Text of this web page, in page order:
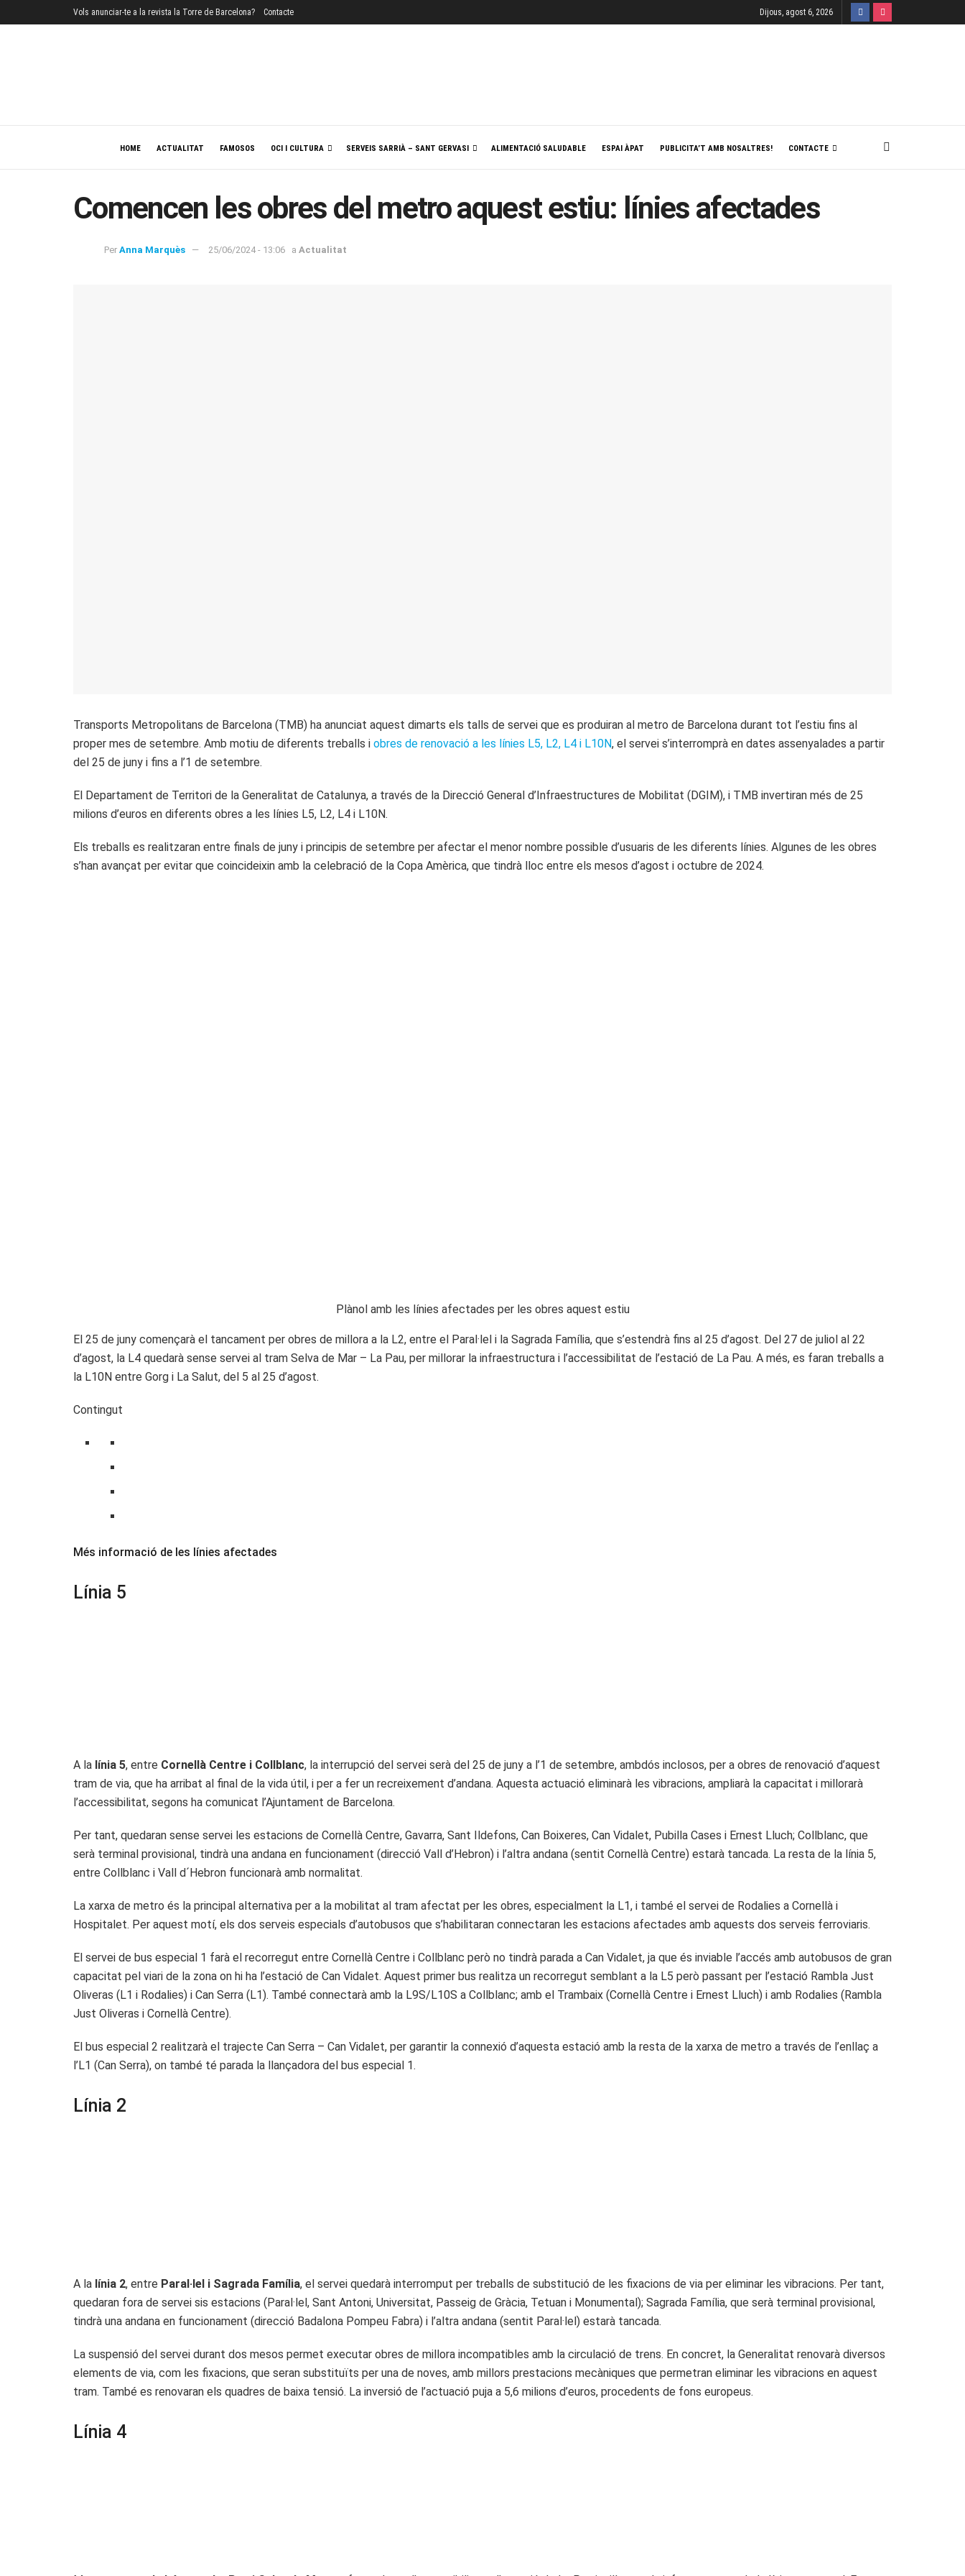
Vols anunciar-te a la revista la Torre de Barcelona? Contacte Dijous, agost 6, 2026
HOME ACTUALITAT FAMOSOS OCI I CULTURA SERVEIS SARRIÀ – SANT GERVASI ALIMENTACIÓ SALUDABLE ESPAI ÀPAT PUBLICITA’T AMB NOSALTRES! CONTACTE
Comencen les obres del metro aquest estiu: línies afectades
Per Anna Marquès 25/06/2024 - 13:06 a Actualitat
Transports Metropolitans de Barcelona (TMB) ha anunciat aquest dimarts els talls de servei que es produiran al metro de Barcelona durant tot l’estiu fins al
proper mes de setembre. Amb motiu de diferents treballs i obres de renovació a les línies L5, L2, L4 i L10N, el servei s’interromprà en dates assenyalades a partir
del 25 de juny i fins a l’1 de setembre.
El Departament de Territori de la Generalitat de Catalunya, a través de la Direcció General d’Infraestructures de Mobilitat (DGIM), i TMB invertiran més de 25
milions d’euros en diferents obres a les línies L5, L2, L4 i L10N.
Els treballs es realitzaran entre finals de juny i principis de setembre per afectar el menor nombre possible d’usuaris de les diferents línies. Algunes de les obres
s’han avançat per evitar que coincideixin amb la celebració de la Copa Amèrica, que tindrà lloc entre els mesos d’agost i octubre de 2024.
Plànol amb les línies afectades per les obres aquest estiu
El 25 de juny començarà el tancament per obres de millora a la L2, entre el Paral·lel i la Sagrada Família, que s’estendrà fins al 25 d’agost. Del 27 de juliol al 22
d’agost, la L4 quedarà sense servei al tram Selva de Mar – La Pau, per millorar la infraestructura i l’accessibilitat de l’estació de La Pau. A més, es faran treballs a
la L10N entre Gorg i La Salut, del 5 al 25 d’agost.
Contingut
Més informació de les línies afectades
Línia 5
A la línia 5, entre Cornellà Centre i Collblanc, la interrupció del servei serà del 25 de juny a l’1 de setembre, ambdós inclosos, per a obres de renovació d’aquest
tram de via, que ha arribat al final de la vida útil, i per a fer un recreixement d’andana. Aquesta actuació eliminarà les vibracions, ampliarà la capacitat i millorarà
l’accessibilitat, segons ha comunicat l’Ajuntament de Barcelona.
Per tant, quedaran sense servei les estacions de Cornellà Centre, Gavarra, Sant Ildefons, Can Boixeres, Can Vidalet, Pubilla Cases i Ernest Lluch; Collblanc, que
serà terminal provisional, tindrà una andana en funcionament (direcció Vall d’Hebron) i l’altra andana (sentit Cornellà Centre) estarà tancada. La resta de la línia 5,
entre Collblanc i Vall d´Hebron funcionarà amb normalitat.
La xarxa de metro és la principal alternativa per a la mobilitat al tram afectat per les obres, especialment la L1, i també el servei de Rodalies a Cornellà i
Hospitalet. Per aquest motí, els dos serveis especials d’autobusos que s’habilitaran connectaran les estacions afectades amb aquests dos serveis ferroviaris.
El servei de bus especial 1 farà el recorregut entre Cornellà Centre i Collblanc però no tindrà parada a Can Vidalet, ja que és inviable l’accés amb autobusos de gran
capacitat pel viari de la zona on hi ha l’estació de Can Vidalet. Aquest primer bus realitza un recorregut semblant a la L5 però passant per l’estació Rambla Just
Oliveras (L1 i Rodalies) i Can Serra (L1). També connectarà amb la L9S/L10S a Collblanc; amb el Trambaix (Cornellà Centre i Ernest Lluch) i amb Rodalies (Rambla
Just Oliveras i Cornellà Centre).
El bus especial 2 realitzarà el trajecte Can Serra – Can Vidalet, per garantir la connexió d’aquesta estació amb la resta de la xarxa de metro a través de l’enllaç a
l’L1 (Can Serra), on també té parada la llançadora del bus especial 1.
Línia 2
A la línia 2, entre Paral·lel i Sagrada Família, el servei quedarà interromput per treballs de substitució de les fixacions de via per eliminar les vibracions. Per tant,
quedaran fora de servei sis estacions (Paral·lel, Sant Antoni, Universitat, Passeig de Gràcia, Tetuan i Monumental); Sagrada Família, que serà terminal provisional,
tindrà una andana en funcionament (direcció Badalona Pompeu Fabra) i l’altra andana (sentit Paral·lel) estarà tancada.
La suspensió del servei durant dos mesos permet executar obres de millora incompatibles amb la circulació de trens. En concret, la Generalitat renovarà diversos
elements de via, com les fixacions, que seran substituïts per una de noves, amb millors prestacions mecàniques que permetran eliminar les vibracions en aquest
tram. També es renovaran els quadres de baixa tensió. La inversió de l’actuació puja a 5,6 milions d’euros, procedents de fons europeus.
Línia 4